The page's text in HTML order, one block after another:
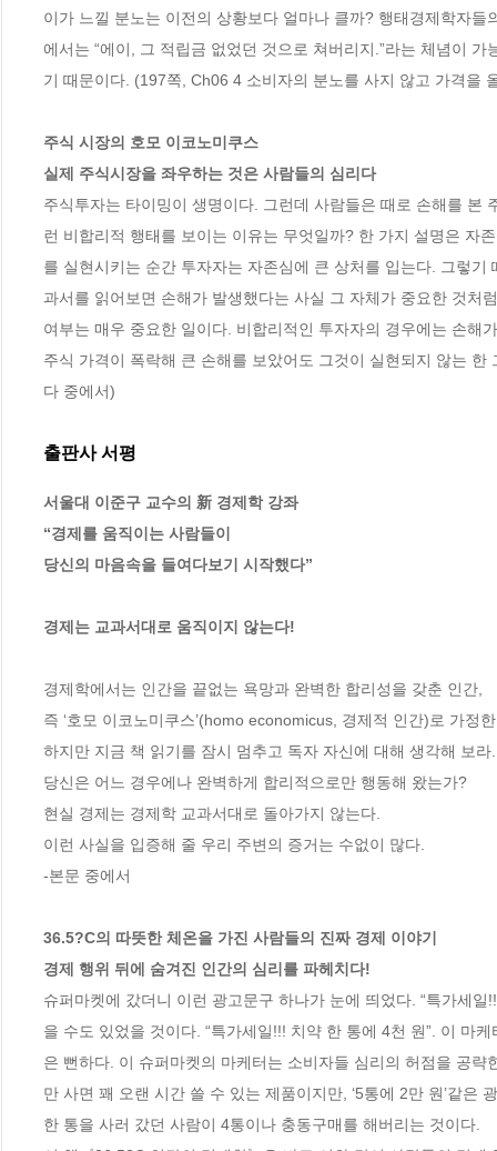
이가 느낄 분노는 이전의 상황보다 얼마나 클까? 행태경제학자
에서는 “에이, 그 적립금 없었던 것으로 쳐버리지.”라는 체념이
기 때문이다. (197쪽, Ch06 4 소비자의 분노를 사지 않고 가격을
주식 시장의 호모 이코노미쿠스
실제 주식시장을 좌우하는 것은 사람들의 심리다
주식투자는 타이밍이 생명이다. 그런데 사람들은 때로 손해를 본
런 비합리적 행태를 보이는 이유는 무엇일까? 한 가지 설명은 자
를 실현시키는 순간 투자자는 자존심에 큰 상처를 입는다. 그렇
과서를 읽어보면 손해가 발생했다는 사실 그 자체가 중요한 것처
여부는 매우 중요한 일이다. 비합리적인 투자자의 경우에는 손해
주식 가격이 폭락해 큰 손해를 보았어도 그것이 실현되지 않는
다 중에서)
출판사 서평
서울대 이준구 교수의 新 경제학 강좌
“경제를 움직이는 사람들이
당신의 마음속을 들여다보기 시작했다”
경제는 교과서대로 움직이지 않는다!
경제학에서는 인간을 끝없는 욕망과 완벽한 합리성을 갖춘 인간,
즉 ‘호모 이코노미쿠스’(homo economicus, 경제적 인간)로 가정
하지만 지금 책 읽기를 잠시 멈추고 독자 자신에 대해 생각해 보
당신은 어느 경우에나 완벽하게 합리적으로만 행동해 왔는가?
현실 경제는 경제학 교과서대로 돌아가지 않는다.
이런 사실을 입증해 줄 우리 주변의 증거는 수없이 많다.
-본문 중에서
36.5?C의 따뜻한 체온을 가진 사람들의 진짜 경제 이야기
경제 행위 뒤에 숨겨진 인간의 심리를 파헤치다!
슈퍼마켓에 갔더니 이런 광고문구 하나가 눈에 띄었다. “특가세
을 수도 있었을 것이다. “특가세일!!! 치약 한 통에 4천 원”. 이 마
은 뻔하다. 이 슈퍼마켓의 마케터는 소비자들 심리의 허점을 공
만 사면 꽤 오랜 시간 쓸 수 있는 제품이지만, ‘5통에 2만 원’같
한 통을 사러 갔던 사람이 4통이나 충동구매를 해버리는 것이다.